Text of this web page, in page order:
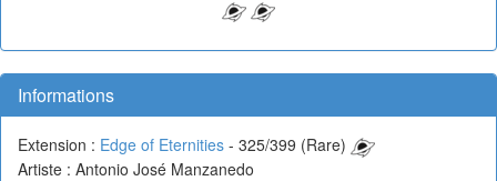
Informations
Extension : Edge of Eternities - 325/399 (Rare)
Artiste : Antonio José Manzanedo